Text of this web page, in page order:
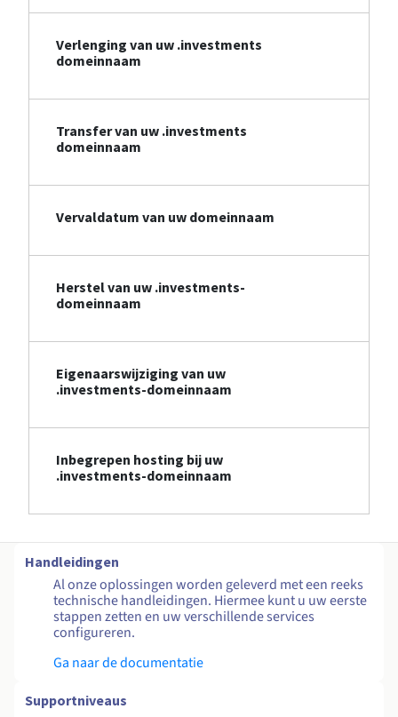
Verlenging van uw .investments
domeinnaam
Transfer van uw .investments
domeinnaam
Vervaldatum van uw domeinnaam
Herstel van uw .investments-
domeinnaam
Eigenaarswijziging van uw
.investments-domeinnaam
Inbegrepen hosting bij uw
.investments-domeinnaam
Handleidingen
Al onze oplossingen worden geleverd met een reeks
technische handleidingen. Hiermee kunt u uw eerste
stappen zetten en uw verschillende services
configureren.
Ga naar de documentatie
Supportniveaus